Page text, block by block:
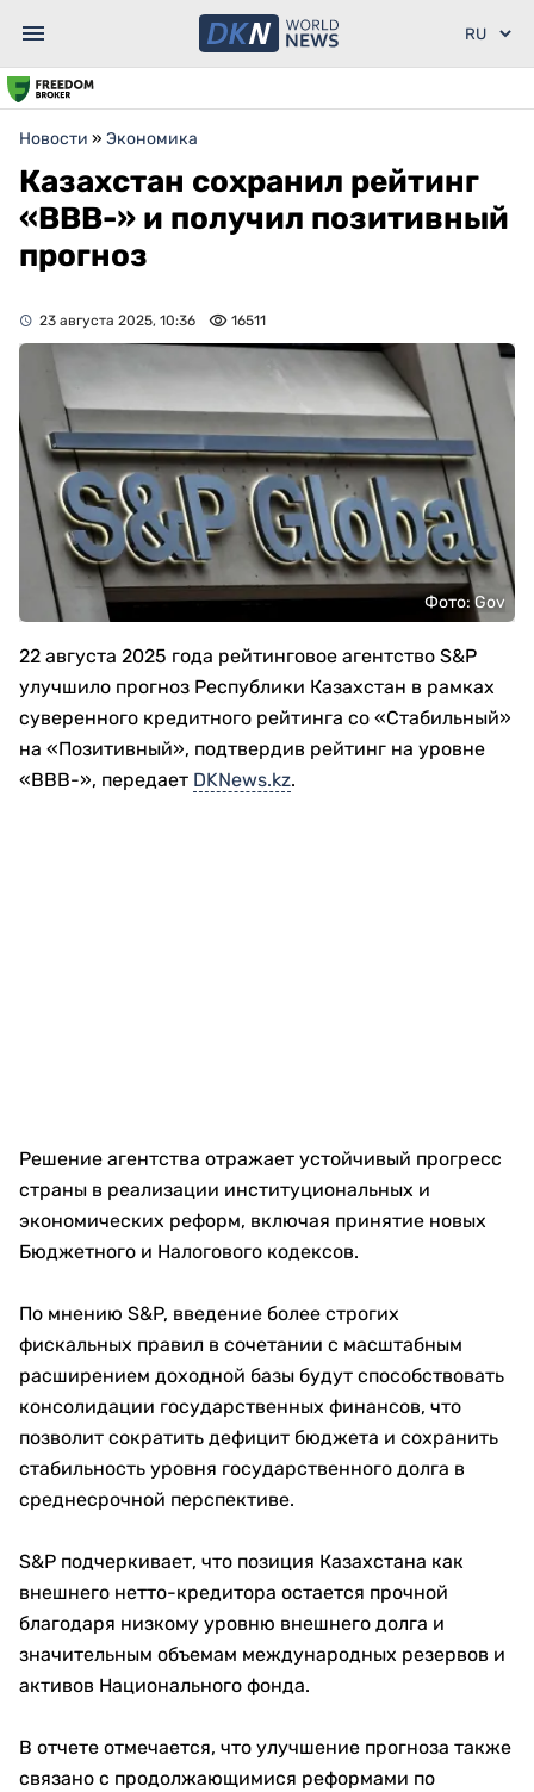
Новости » Экономика
Казахстан сохранил рейтинг
«BBB-» и получил позитивный
прогноз
23 августа 2025, 10:36 16511
Фото: Gov
22 августа 2025 года рейтинговое агентство S&P
улучшило прогноз Республики Казахстан в рамках
суверенного кредитного рейтинга со «Стабильный»
на «Позитивный», подтвердив рейтинг на уровне
«BBB-», передает DKNews.kz.
Решение агентства отражает устойчивый прогресс
страны в реализации институциональных и
экономических реформ, включая принятие новых
Бюджетного и Налогового кодексов.
По мнению S&P, введение более строгих
фискальных правил в сочетании с масштабным
расширением доходной базы будут способствовать
консолидации государственных финансов, что
позволит сократить дефицит бюджета и сохранить
стабильность уровня государственного долга в
среднесрочной перспективе.
S&P подчеркивает, что позиция Казахстана как
внешнего нетто-кредитора остается прочной
благодаря низкому уровню внешнего долга и
значительным объемам международных резервов и
активов Национального фонда.
В отчете отмечается, что улучшение прогноза также
связано с продолжающимися реформами по